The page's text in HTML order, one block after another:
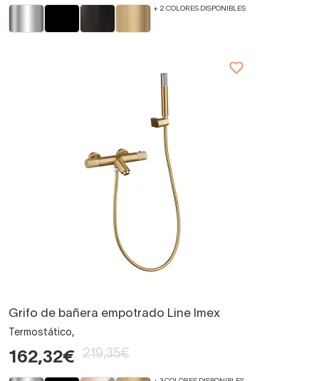
+ 2 COLORES DISPONIBLES
Grifo de bañera empotrado Line Imex
Termostático,
162,32€ 219,35€